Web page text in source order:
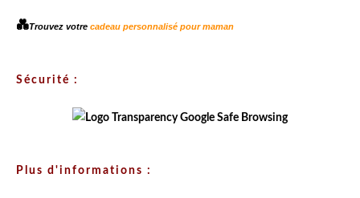
💑Trouvez votre cadeau personnalisé pour maman
Sécurité :
Plus d'informations :